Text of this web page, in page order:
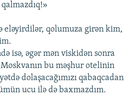
eləyirdilər, qolumuza girən kim,
isə, əgər mən viskidən sonra
bu məşhur otelinin
dolaşacağımızı qabaqcadan
ucu ilə də baxmazdım.